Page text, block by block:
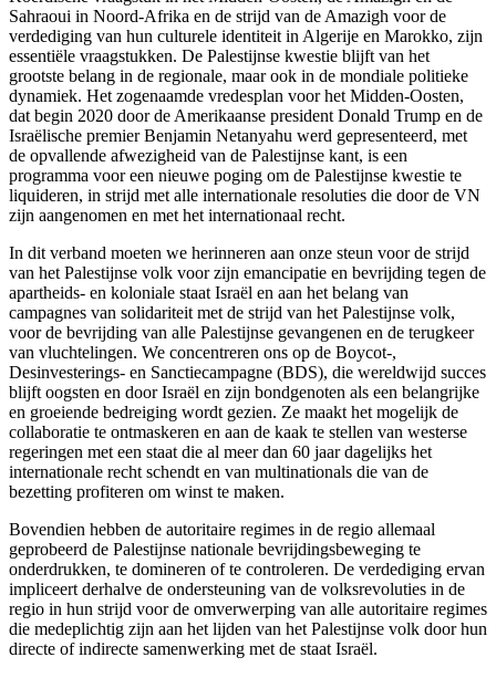
Sahraoui in Noord-Afrika en de strijd van de Amazigh voor de
verdediging van hun culturele identiteit in Algerije en Marokko, zijn
essentiële vraagstukken. De Palestijnse kwestie blijft van het
grootste belang in de regionale, maar ook in de mondiale politieke
dynamiek. Het zogenaamde vredesplan voor het Midden-Oosten,
dat begin 2020 door de Amerikaanse president Donald Trump en de
Israëlische premier Benjamin Netanyahu werd gepresenteerd, met
de opvallende afwezigheid van de Palestijnse kant, is een
programma voor een nieuwe poging om de Palestijnse kwestie te
liquideren, in strijd met alle internationale resoluties die door de VN
zijn aangenomen en met het internationaal recht.
In dit verband moeten we herinneren aan onze steun voor de strijd
van het Palestijnse volk voor zijn emancipatie en bevrijding tegen de
apartheids- en koloniale staat Israël en aan het belang van
campagnes van solidariteit met de strijd van het Palestijnse volk,
voor de bevrijding van alle Palestijnse gevangenen en de terugkeer
van vluchtelingen. We concentreren ons op de Boycot-,
Desinvesterings- en Sanctiecampagne (BDS), die wereldwijd succes
blijft oogsten en door Israël en zijn bondgenoten als een belangrijke
en groeiende bedreiging wordt gezien. Ze maakt het mogelijk de
collaboratie te ontmaskeren en aan de kaak te stellen van westerse
regeringen met een staat die al meer dan 60 jaar dagelijks het
internationale recht schendt en van multinationals die van de
bezetting profiteren om winst te maken.
Bovendien hebben de autoritaire regimes in de regio allemaal
geprobeerd de Palestijnse nationale bevrijdingsbeweging te
onderdrukken, te domineren of te controleren. De verdediging ervan
impliceert derhalve de ondersteuning van de volksrevoluties in de
regio in hun strijd voor de omverwerping van alle autoritaire regimes
die medeplichtig zijn aan het lijden van het Palestijnse volk door hun
directe of indirecte samenwerking met de staat Israël.